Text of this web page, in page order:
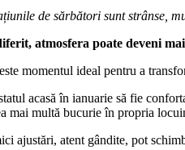
de sărbători sunt strânse,
atmosfera poate deveni
momentul ideal pentru a
acasă în ianuarie să fie
mai multă bucurie în propria
ajustări, atent gândite, pot